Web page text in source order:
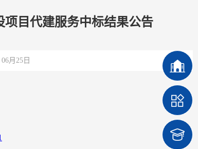
目代建服务中标结果公告
月25日